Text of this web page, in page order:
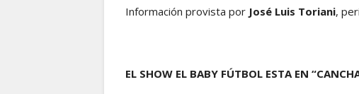
Información provista por José Luis Toriani,
EL SHOW EL BABY FÚTBOL ESTA EN